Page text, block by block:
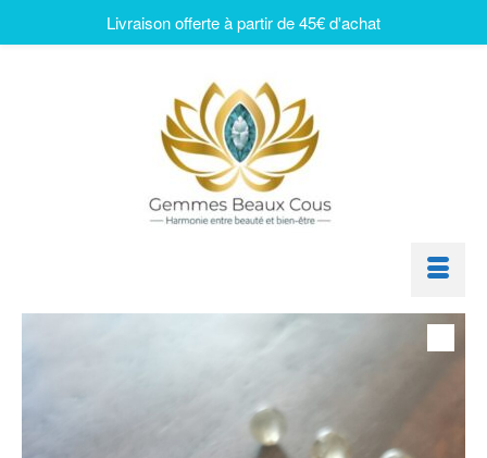
Livraison offerte à partir de 45€ d'achat